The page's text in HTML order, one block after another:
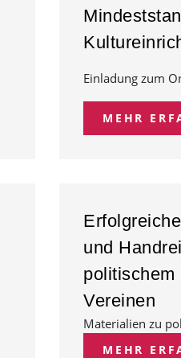
Einladung zum
MEHR
und
politischem
Vereinen
Materialien zu
MEHR